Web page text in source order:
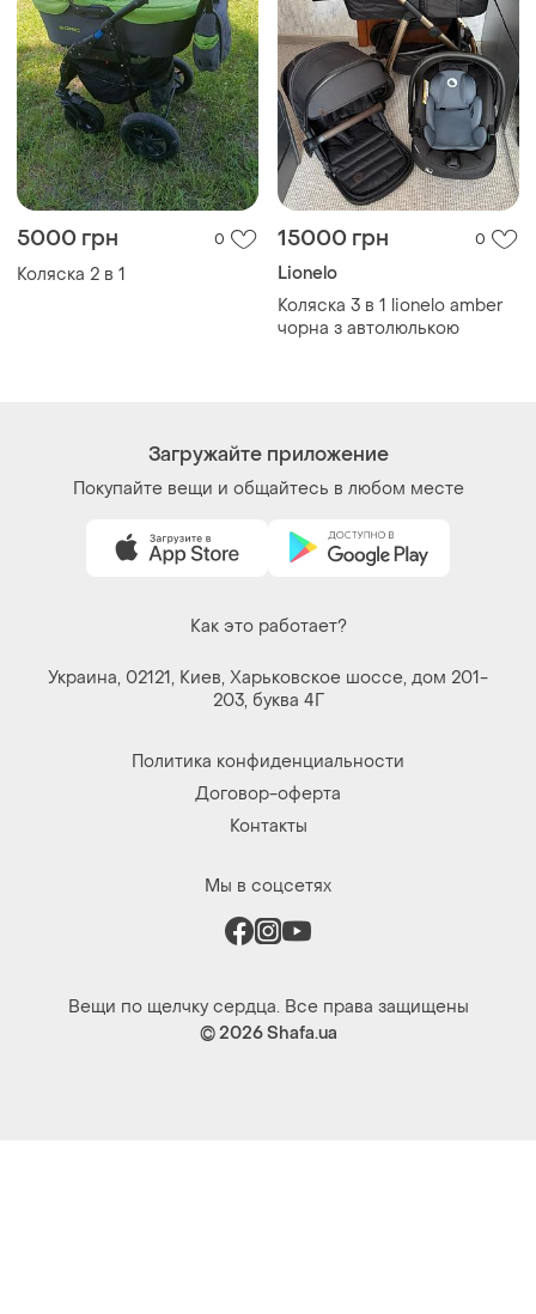
5000 грн 0
Коляска 2 в 1
15000 грн 0
Lionelo
Коляска 3 в 1 lionelo amber
чорна з автолюлькою
Загружайте приложение
Покупайте вещи и общайтесь в любом месте
Как это работает?
Украина, 02121, Киев, Харьковское шоссе, дом 201-
203, буква 4Г
Политика конфиденциальности
Договор-оферта
Контакты
Мы в соцсетях
Вещи по щелчку сердца. Все права защищены
© 2026Shafa.ua